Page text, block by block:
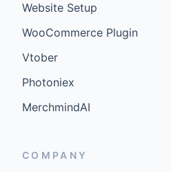
Website Setup
WooCommerce Plugin
Vtober
Photoniex
MerchmindAI
COMPANY